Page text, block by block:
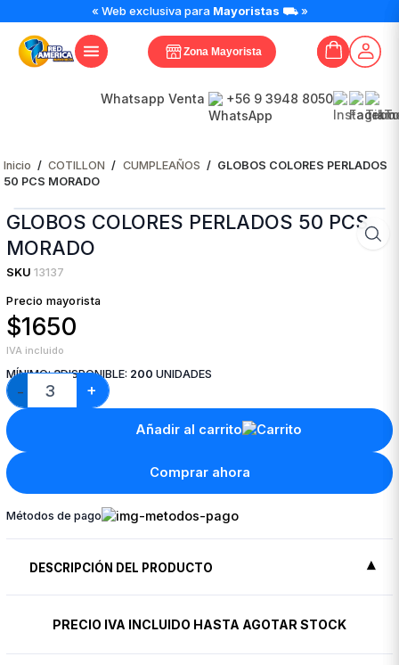
« Web exclusiva para Mayoristas ⛟ »
Zona Mayorista
Whatsapp Venta +56 9 3948 8050
Inicio / COTILLON / CUMPLEAÑOS / GLOBOS COLORES PERLADOS
50 PCS MORADO
GLOBOS COLORES PERLADOS 50 PCS
MORADO
SKU 13137
Precio mayorista
$1650
IVA incluido
MÍNIMO:3DISPONIBLE: 200 UNIDADES
−
COLORES
PERLADOS
50
+
Añadir al carrito
Comprar ahora
Métodos de pago
DESCRIPCIÓN DEL PRODUCTO
PRECIO IVA INCLUIDO HASTA AGOTAR STOCK